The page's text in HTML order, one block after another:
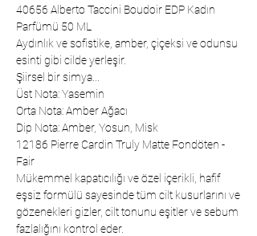
40656 Alberto Taccini Boudoir EDP Kadın
Parfümü 50 ML
Aydınlık ve sofistike, amber, çiçeksi ve odunsu
esinti gibi cilde yerleşir.
Şiirsel bir simya...
Üst Nota: Yasemin
Orta Nota: Amber Ağacı
Dip Nota: Amber, Yosun, Misk
12186 Pierre Cardin Truly Matte Fondöten -
Fair
Mükemmel kapatıcılığı ve özel içerikli, hafif
eşsiz formülü sayesinde tüm cilt kusurlarını ve
gözenekleri gizler, cilt tonunu eşitler ve sebum
fazlalığını kontrol eder.